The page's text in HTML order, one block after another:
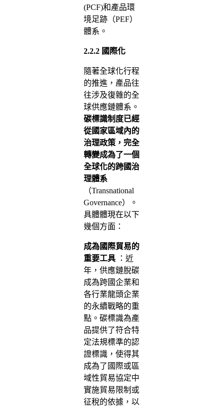
(PCF)和產品環
境足跡（PEF）
體系。
2.2.2 國際化
隨著全球化行程
的推進，產品往
往涉及復雜的全
球供應鏈體系。
碳標識制度已經
從國家區域內的
治理政策，完全
轉變成為了一個
全球化的跨國治
理體系
（Transnational
Governance）。
具體體現在以下
幾個方面：
成為國際貿易的
重要工具 ：近
年，供應鏈脫碳
成為跨國企業和
各行業龍頭企業
的永續戰略的重
點。碳標識為產
品提供了符合特
定法規標準的認
證標識，使得其
成為了國際或區
域性貿易協定中
實施貿易限制或
征稅的依據，以